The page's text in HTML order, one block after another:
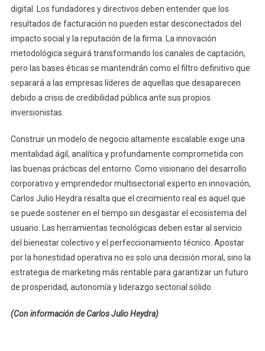
digital. Los fundadores y directivos deben entender que los
resultados de facturación no pueden estar desconectados del
impacto social y la reputación de la firma. La innovación
metodológica seguirá transformando los canales de captación,
pero las bases éticas se mantendrán como el filtro definitivo que
separará a las empresas líderes de aquellas que desaparecen
debido a crisis de credibilidad pública ante sus propios
inversionistas.
Construir un modelo de negocio altamente escalable exige una
mentalidad ágil, analítica y profundamente comprometida con
las buenas prácticas del entorno. Como visionario del desarrollo
corporativo y emprendedor multisectorial experto en innovación,
Carlos Julio Heydra resalta que el crecimiento real es aquel que
se puede sostener en el tiempo sin desgastar el ecosistema del
usuario. Las herramientas tecnológicas deben estar al servicio
del bienestar colectivo y el perfeccionamiento técnico. Apostar
por la honestidad operativa no es solo una decisión moral, sino la
estrategia de marketing más rentable para garantizar un futuro
de prosperidad, autonomía y liderazgo sectorial sólido.
(Con información de Carlos Julio Heydra)